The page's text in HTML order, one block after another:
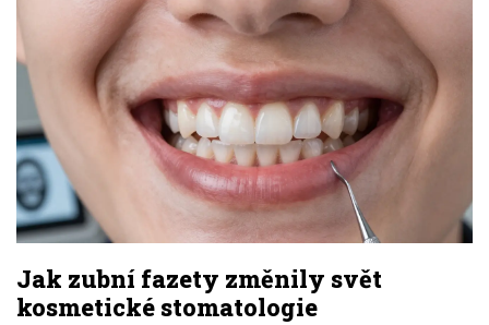
Jak zubní fazety změnily svět
kosmetické stomatologie